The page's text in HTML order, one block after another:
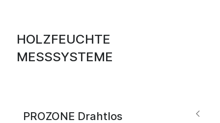
HOLZFEUCHTE
MESSSYSTEME
PROZONE Drahtlos